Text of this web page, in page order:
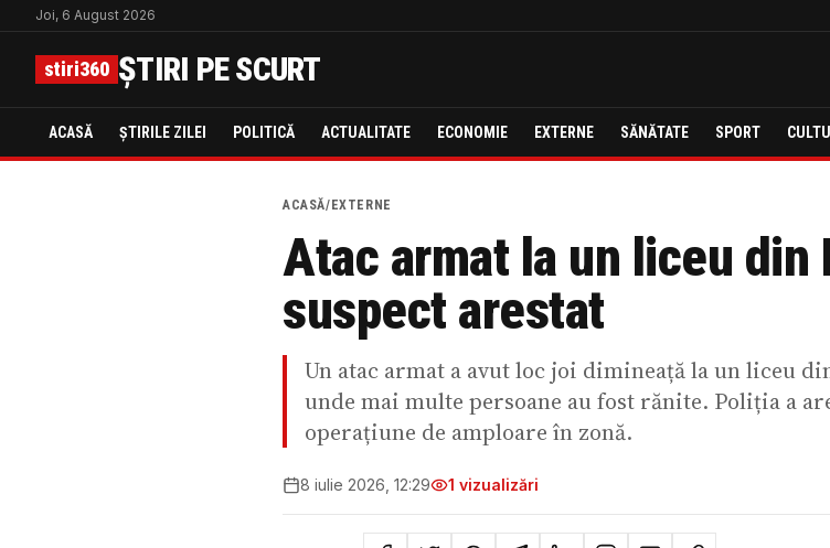
Joi, 6 August 2026
stiri360 ȘTIRI PE SCURT
ACASĂ ȘTIRILE ZILEI POLITICĂ ACTUALITATE ECONOMIE EXTERNE SĂNĂTATE SPORT
ACASĂ/ EXTERNE
Atac armat la un liceu din
suspect arestat
Un atac armat a avut loc joi dimineață la un liceu
unde mai multe persoane au fost rănite. Poliția a
operațiune de amploare în zonă.
8 iulie 2026, 12:29 1 vizualizări